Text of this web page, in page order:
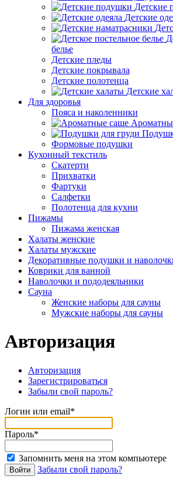
Детские
Детские
белье
Детские пледы
Детские покрывала
Детские полотенца
Детские
Для здоровья
Пояса и наколенники
Формовые подушки
Кухонный текстиль
Скатерти
Прихватки
Фартуки
Салфетки
Полотенца для кухни
Пижамы
Пижама женская
Халаты женские
Халаты мужские
Декоративные подушки и
Коврики для ванной
Наволочки и пододеяльники
Сауна
Женские наборы для сауны
Мужские наборы для сауны
Авторизация
Авторизация
Зарегистрироваться
Забыли свой пароль?
Логин или email*
Пароль*
Запомнить меня на этом компьютере
Забыли свой пароль?